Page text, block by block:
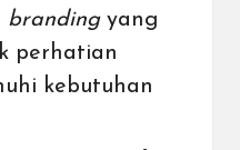
branding yang
perhatian
kebutuhan